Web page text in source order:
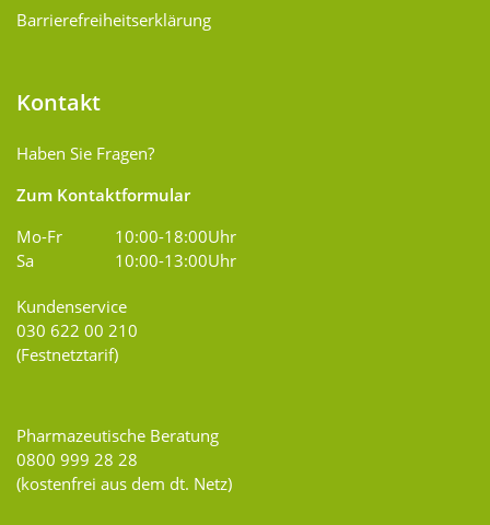
Barrierefreiheitserklärung
Kontakt
Haben Sie Fragen?
Zum Kontaktformular
Mo-Fr
10:00-18:00Uhr
Sa
10:00-13:00Uhr
Kundenservice
030 622 00 210
(Festnetztarif)
Pharmazeutische Beratung
0800 999 28 28
(kostenfrei aus dem dt. Netz)